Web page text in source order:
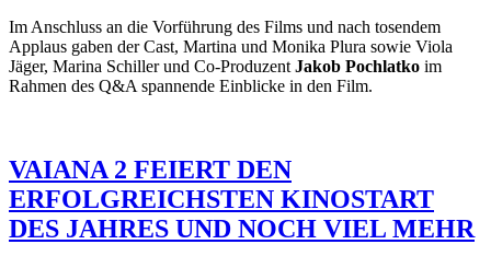
Im Anschluss an die Vorführung des Films und nach tosendem
Applaus gaben der Cast, Martina und Monika Plura sowie Viola
Jäger, Marina Schiller und Co-Produzent Jakob Pochlatko im
Rahmen des Q&A spannende Einblicke in den Film.
VAIANA 2 FEIERT DEN
ERFOLGREICHSTEN KINOSTART
DES JAHRES UND NOCH VIEL MEHR